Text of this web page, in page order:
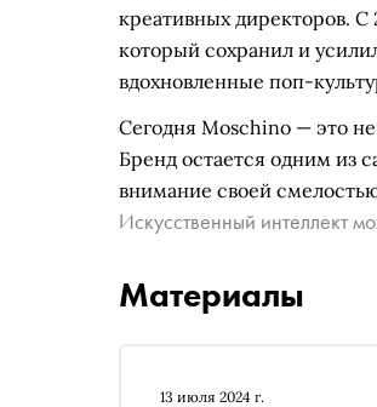
креативных директоров. С
который сохранил и
вдохновленные поп-
Сегодня Moschino — это
Бренд остается одним из
внимание своей
Искусственный интеллект
Материалы
13 июля 2024 г.